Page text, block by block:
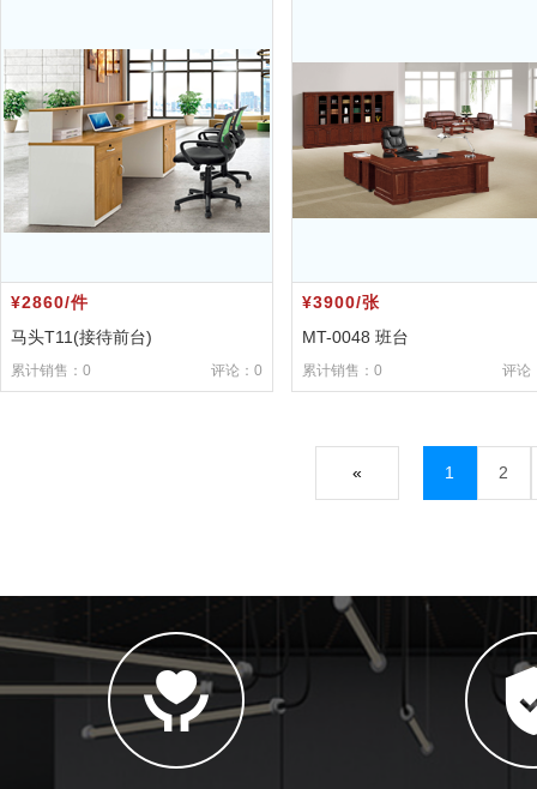
¥2860/件
马头T11(接待前台)
累计销售：0 评论：0
¥3900/张
MT-0048 班台
累计销售：0 评论
« 1 2